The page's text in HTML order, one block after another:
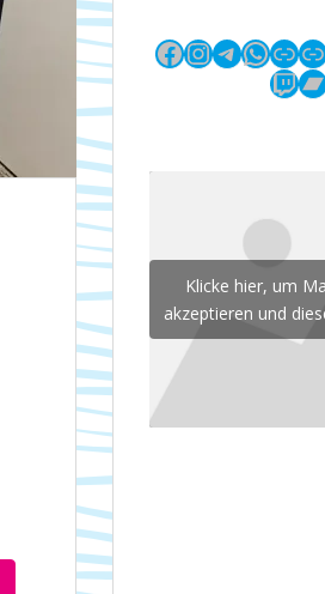
Facebook
Instagram
Link
Klicke hier, um
akzeptieren und